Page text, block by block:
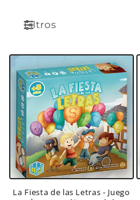
n
Filtros
La Fiesta de las Letras - Juego